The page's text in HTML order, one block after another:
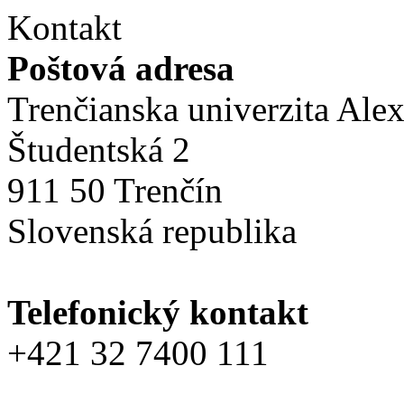
Kontakt
Poštová adresa
Trenčianska univerzita
Študentská 2
911 50 Trenčín
Slovenská republika
Telefonický kontakt
+421 32 7400 111